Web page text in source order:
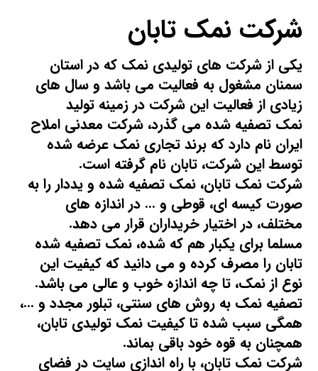
شرکت نمک تابان
یکی از شرکت های تولیدینمک که در استان
سمنان مشغول به فعالیت می باشد و سال های
زیادی از فعالیت این شرکت در زمینهتولید
نمک تصفیه شده می گذرد، شرکت معدنی املاح
ایران نام دارد که برند تجاری نمک عرضه شده
توسط این شرکت، تابان نام گرفته است.
شرکت نمک تابان، نمک تصفیه شده و یددار را به
صورت کیسه ای، قوطی و … در اندازه های
مختلف، در اختیار خریداران قرار می دهد.
مسلما برای یکبار هم که شده،نمک تصفیه شده
تابان را مصرف کرده و می دانید که کیفیت این
نوع از نمک، تا چه اندازه خوب و عالی می باشد.
تصفیه نمک به روش های سنتی، تبلور مجدد و …،
همگی سبب شده تا کیفیت نمک تولیدی تابان،
همچنان به قوه خود باقی بماند.
شرکت نمک تابان، با راه اندازی سایت در فضای